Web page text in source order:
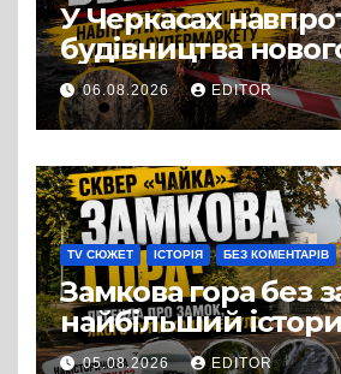
У Черкасах
будівництва
супермаркету
проспекті
дерева. І це
можна назвати
випадковістю
06.08.2026 EDITOR
TV СЮЖЕТ ІСТОРІЯ БЕЗ КОМЕНТАРІВ
Замкова гора без
найбільший
міф Черкас
05.08.2026 EDITOR